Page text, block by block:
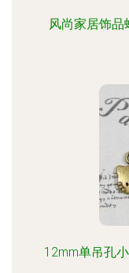
风尚家居饰
12mm单吊孔